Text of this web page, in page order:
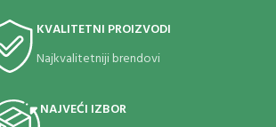
KVALITETNI PROIZVODI
Najkvalitetniji brendovi
NAJVEĆI IZBOR